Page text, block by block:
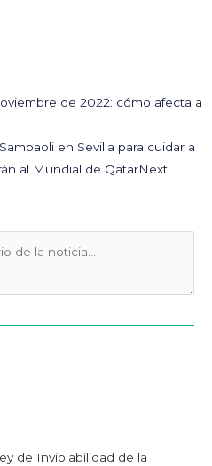
de 2022: cómo afecta a
en Sevilla para cuidar a
al Mundial de QatarNext
de Inviolabilidad de la